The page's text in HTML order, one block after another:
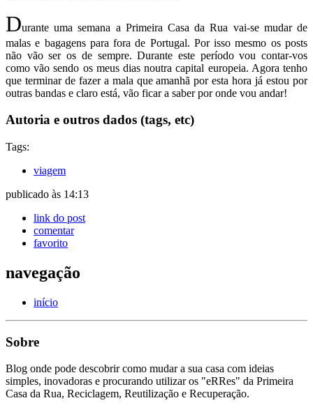
Durante uma semana a Primeira Casa da Rua vai-se mudar de
malas e bagagens para fora de Portugal. Por isso mesmo os posts
não vão ser os de sempre. Durante este período vou contar-vos
como vão sendo os meus dias noutra capital europeia. Agora tenho
que terminar de fazer a mala que amanhã por esta hora já estou por
outras bandas e claro está, vão ficar a saber por onde vou andar!
Autoria e outros dados (tags, etc)
Tags:
viagem
publicado às 14:13
link do post
comentar
favorito
navegação
início
Sobre
Blog onde pode descobrir como mudar a sua casa com ideias
simples, inovadoras e procurando utilizar os "eRRes" da Primeira
Casa da Rua, Reciclagem, Reutilização e Recuperação.